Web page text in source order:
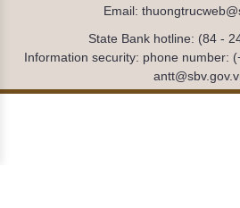
Email:
State Bank hotline: (84 -
Information security: phone number: